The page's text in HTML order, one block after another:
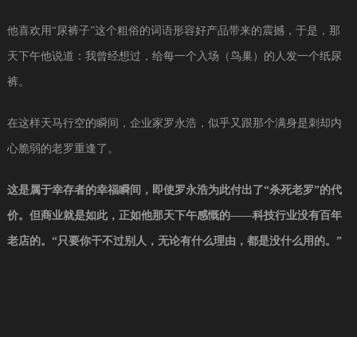
他喜欢用“尿裤子”这个粗俗的词语形容好产品带来的震撼，于是，那
天下午他说道：我曾经想过，给每一个入场（鸟巢）的人发一个纸尿
裤。
在这样天马行空的瞬间，企业家罗永浩，似乎又跟那个满身是刺却内
心脆弱的老罗重逢了。
这是属于幸存者的幸福瞬间，即使罗永浩为此付出了“杀死老罗”的代
价。但商业就是如此，正如他那天下午感慨的——科技行业没有百年
老店的。“只要你干不过别人，无论有什么理由，都是没什么用的。”